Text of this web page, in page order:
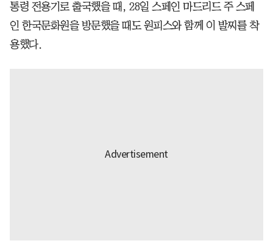
통령 전용기로 출국했을 때, 28일 스페인 마드리드 주 스페
인 한국문화원을 방문했을 때도 원피스와 함께 이 발찌를 착
용했다.